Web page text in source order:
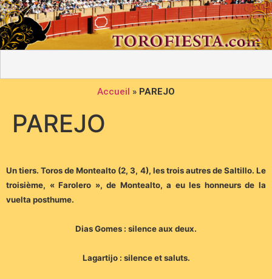
Accueil » PAREJO
PAREJO
Un tiers. Toros de Montealto (2, 3, 4), les trois autres de Saltillo. Le
troisième, « Farolero », de Montealto, a eu les honneurs de la
vuelta posthume.
Dias Gomes : silence aux deux.
Lagartijo : silence et saluts.